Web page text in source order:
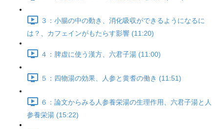
３：小腸の中の動き、消化吸収ができるようになるに
は？、カフェインがもたらす影響 (11:20)
４：脾虚に使う漢方、六君子湯 (11:00)
５：四物湯の効果、人参と黄耆の働き (11:51)
６：論文からみる人参養栄湯の生理作用、六君子湯と人
参養栄湯 (15:22)